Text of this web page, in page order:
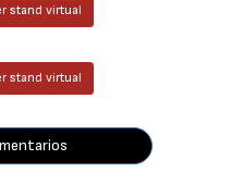
stand virtual
stand virtual